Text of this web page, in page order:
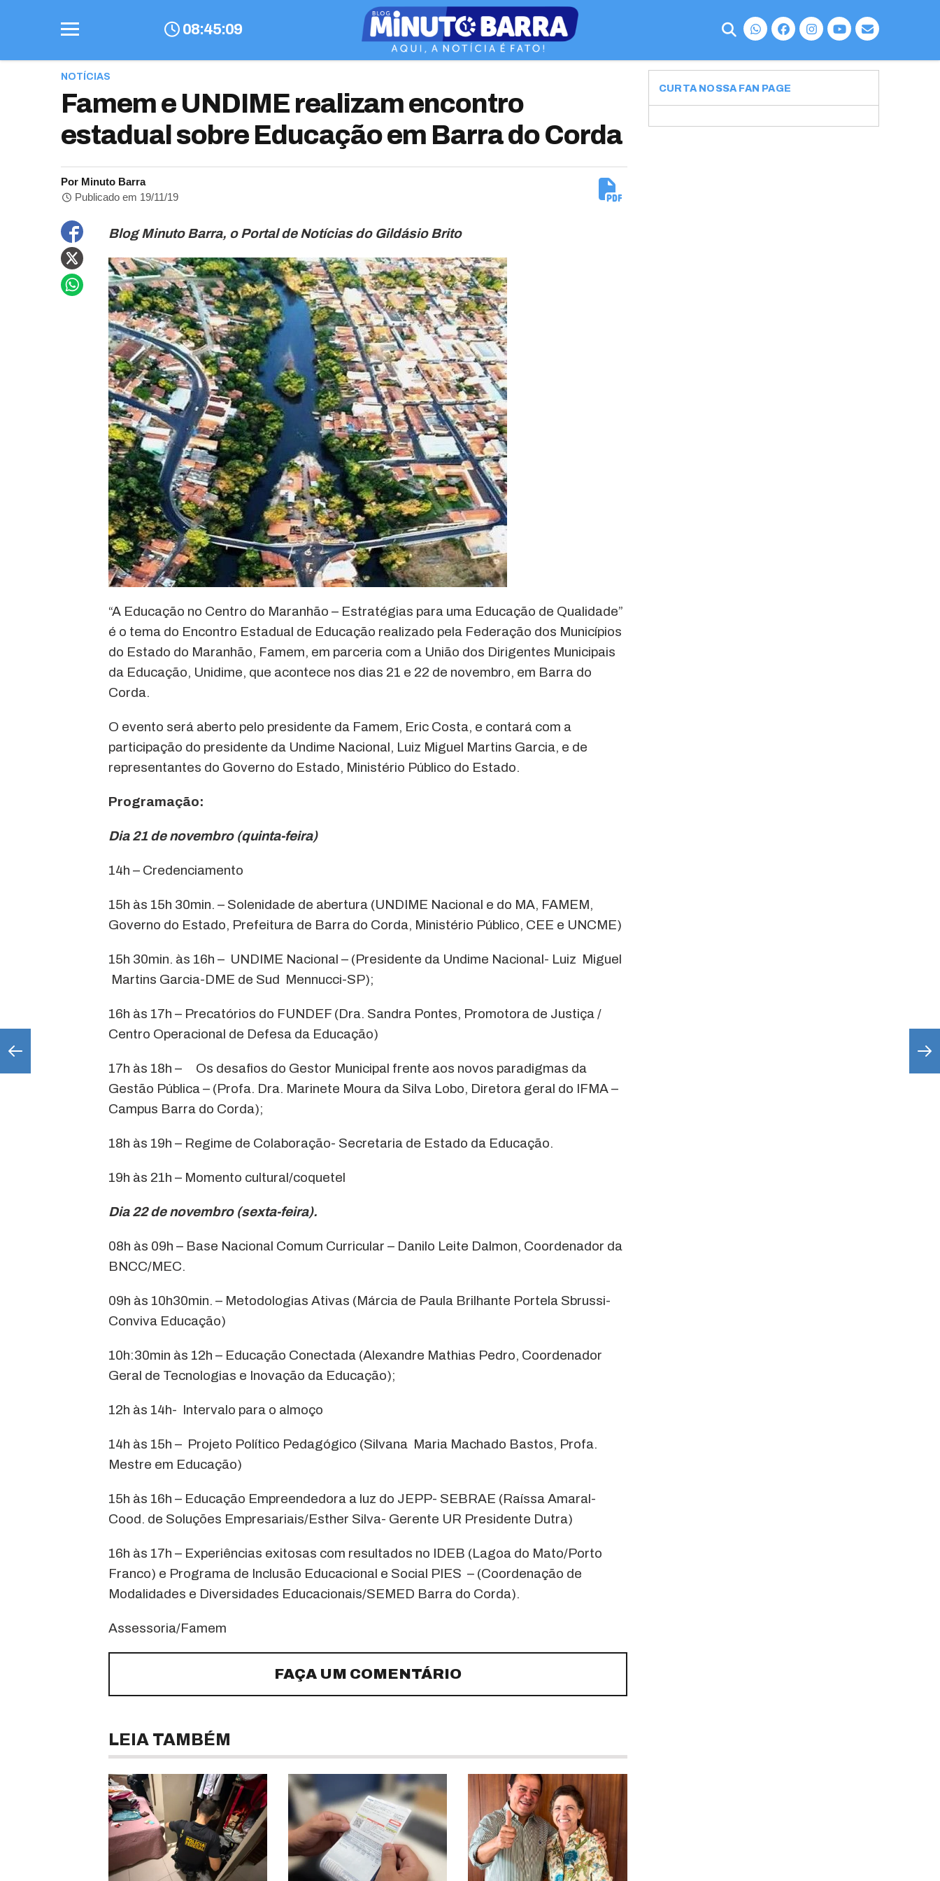
08:45:10
NOTÍCIAS
Famem e UNDIME realizam encontro
estadual sobre Educação em Barra do Corda
Por Minuto Barra
Publicado em 19/11/19
Blog Minuto Barra, o Portal de Notícias do Gildásio Brito
“A Educação no Centro do Maranhão – Estratégias para uma Educação de Qualidade”
é o tema do Encontro Estadual de Educação realizado pela Federação dos Municípios
do Estado do Maranhão, Famem, em parceria com a União dos Dirigentes Municipais
da Educação, Unidime, que acontece nos dias 21 e 22 de novembro, em Barra do
Corda.
O evento será aberto pelo presidente da Famem, Eric Costa, e contará com a
participação do presidente da Undime Nacional, Luiz Miguel Martins Garcia, e de
representantes do Governo do Estado, Ministério Público do Estado.
Programação:
Dia 21 de novembro (quinta-feira)
14h – Credenciamento
15h às 15h 30min. – Solenidade de abertura (UNDIME Nacional e do MA, FAMEM,
Governo do Estado, Prefeitura de Barra do Corda, Ministério Público, CEE e UNCME)
15h 30min. às 16h – UNDIME Nacional – (Presidente da Undime Nacional- Luiz Miguel
Martins Garcia-DME de Sud Mennucci-SP);
16h às 17h – Precatórios do FUNDEF (Dra. Sandra Pontes, Promotora de Justiça /
Centro Operacional de Defesa da Educação)
17h às 18h – Os desafios do Gestor Municipal frente aos novos paradigmas da
Gestão Pública – (Profa. Dra. Marinete Moura da Silva Lobo, Diretora geral do IFMA –
Campus Barra do Corda);
18h às 19h – Regime de Colaboração- Secretaria de Estado da Educação.
19h às 21h – Momento cultural/coquetel
Dia 22 de novembro (sexta-feira).
08h às 09h – Base Nacional Comum Curricular – Danilo Leite Dalmon, Coordenador da
BNCC/MEC.
09h às 10h30min. – Metodologias Ativas (Márcia de Paula Brilhante Portela Sbrussi-
Conviva Educação)
10h:30min às 12h – Educação Conectada (Alexandre Mathias Pedro, Coordenador
Geral de Tecnologias e Inovação da Educação);
12h às 14h- Intervalo para o almoço
14h às 15h – Projeto Político Pedagógico (Silvana Maria Machado Bastos, Profa.
Mestre em Educação)
15h às 16h – Educação Empreendedora a luz do JEPP- SEBRAE (Raíssa Amaral-
Cood. de Soluções Empresariais/Esther Silva- Gerente UR Presidente Dutra)
16h às 17h – Experiências exitosas com resultados no IDEB (Lagoa do Mato/Porto
Franco) e Programa de Inclusão Educacional e Social PIES – (Coordenação de
Modalidades e Diversidades Educacionais/SEMED Barra do Corda).
Assessoria/Famem
FAÇA UM COMENTÁRIO
LEIA TAMBÉM
CURTA NOSSA FAN PAGE